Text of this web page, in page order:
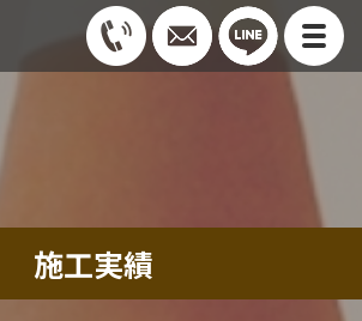
施工実績